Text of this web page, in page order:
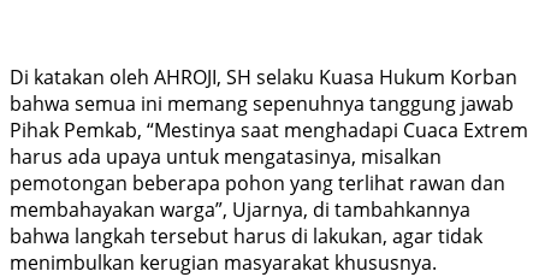
Di katakan oleh AHROJI, SH selaku Kuasa Hukum Korban
bahwa semua ini memang sepenuhnya tanggung jawab
Pihak Pemkab, “Mestinya saat menghadapi Cuaca Extrem
harus ada upaya untuk mengatasinya, misalkan
pemotongan beberapa pohon yang terlihat rawan dan
membahayakan warga”, Ujarnya, di tambahkannya
bahwa langkah tersebut harus di lakukan, agar tidak
menimbulkan kerugian masyarakat khususnya.